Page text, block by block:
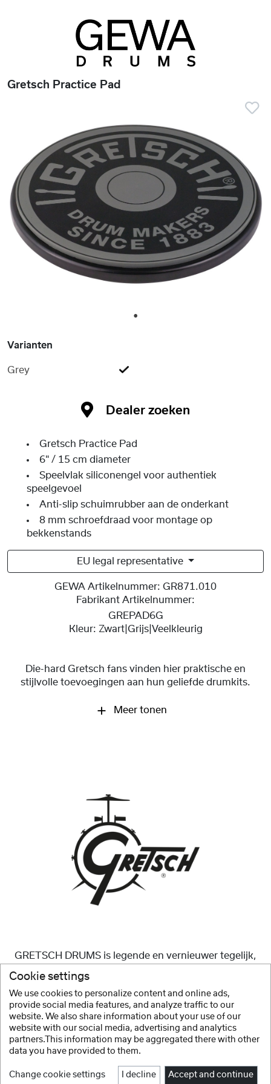
Gretsch Practice Pad
1
Varianten
Grey
Dealer zoeken
Gretsch Practice Pad
6" / 15 cm diameter
Speelvlak siliconengel voor authentiek
speelgevoel
Anti-slip schuimrubber aan de onderkant
8 mm schroefdraad voor montage op
bekkenstands
EU legal representative
GEWA Artikelnummer: GR871.010
Fabrikant Artikelnummer:
GREPAD6G
Kleur: Zwart|Grijs|Veelkleurig
Die-hard Gretsch fans vinden hier praktische en
stijlvolle toevoegingen aan hun geliefde drumkits.
Meer tonen
GRETSCH DRUMS is legende en vernieuwer tegelijk,
gespeeld bij het ontwerp van het moderne drumstel.
Meer tonen
Cookie settings
We use cookies to personalize content and online ads,
provide social media features, and analyze traffic to our
website. We also share information about your use of our
website with our social media, advertising and analytics
partners.This information may be aggregated there with other
data you have provided to them.
Change cookie settings I decline Accept and continue